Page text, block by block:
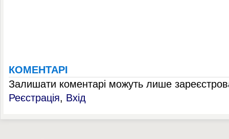
КОМЕНТАРІ
Залишати коментарі можуть лише
Реєстрація, Вхід